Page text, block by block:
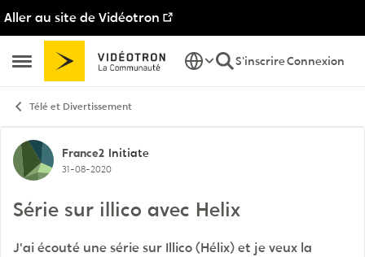
Aller au site de Vidéotron
Ouvrir Menu Latéral
Passer au contenu
S'inscrireConnexion
Télé et Divertissement
Discussion de forum
France2 Initiate
31-08-2020
Série sur illico avec Helix
J'ai écouté une série sur Illico (Hélix) et je veux la